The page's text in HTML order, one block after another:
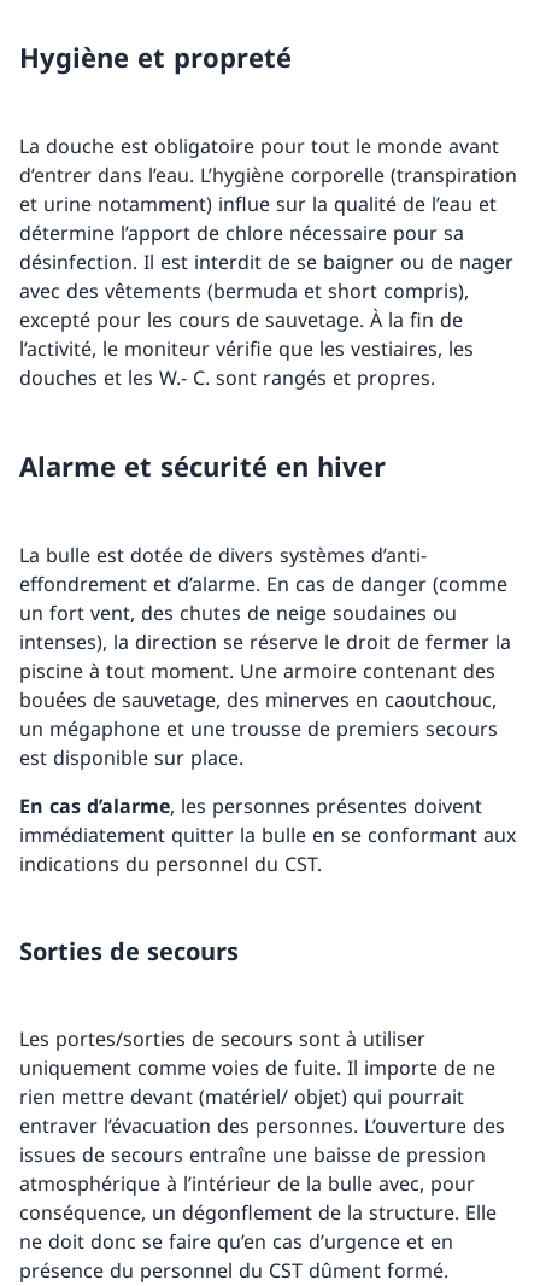
Hygiène et propreté
La douche est obligatoire pour tout le monde avant
d’entrer dans l’eau. L’hygiène corporelle (transpiration
et urine notamment) influe sur la qualité de l’eau et
détermine l’apport de chlore nécessaire pour sa
désinfection. Il est interdit de se baigner ou de nager
avec des vêtements (bermuda et short compris),
excepté pour les cours de sauvetage. À la fin de
l’activité, le moniteur vérifie que les vestiaires, les
douches et les W.- C. sont rangés et propres.
Alarme et sécurité en hiver
La bulle est dotée de divers systèmes d’anti-
effondrement et d’alarme. En cas de danger (comme
un fort vent, des chutes de neige soudaines ou
intenses), la direction se réserve le droit de fermer la
piscine à tout moment. Une armoire contenant des
bouées de sauvetage, des minerves en caoutchouc,
un mégaphone et une trousse de premiers secours
est disponible sur place.
En cas d’alarme, les personnes présentes doivent
immédiatement quitter la bulle en se conformant aux
indications du personnel du CST.
Sorties de secours
Les portes/sorties de secours sont à utiliser
uniquement comme voies de fuite. Il importe de ne
rien mettre devant (matériel/ objet) qui pourrait
entraver l’évacuation des personnes. L’ouverture des
issues de secours entraîne une baisse de pression
atmosphérique à l’intérieur de la bulle avec, pour
conséquence, un dégonflement de la structure. Elle
ne doit donc se faire qu’en cas d’urgence et en
présence du personnel du CST dûment formé.